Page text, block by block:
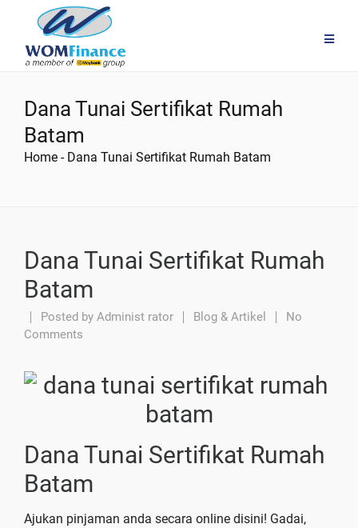
Dana Tunai Sertifikat Rumah
Batam
Home - Dana Tunai Sertifikat Rumah Batam
Dana Tunai Sertifikat Rumah
Batam
Posted by Administ rator Blog & Artikel
No
Comments
Dana Tunai Sertifikat Rumah
Batam
Ajukan pinjaman anda secara online disini! Gadai,